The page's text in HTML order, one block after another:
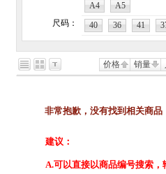
A4
A5
尺码：
40 36 41
价格 销量
非常抱歉，没有找到相关商品
建议：
A.可以直接以商品编号搜索，